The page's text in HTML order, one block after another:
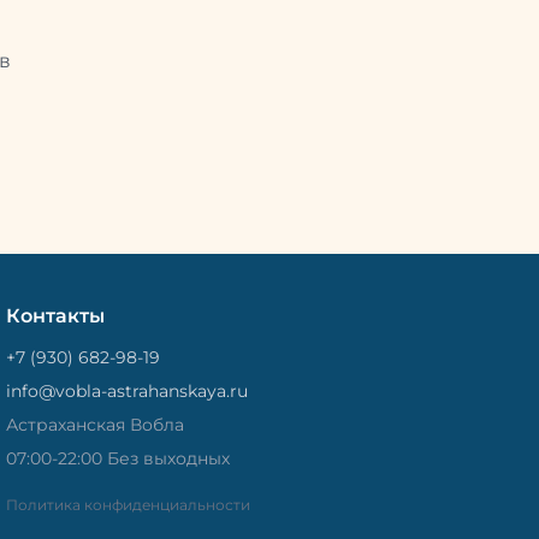
и не
Контакты
+7 (930) 682-98-19
info@vobla-astrahanskaya.ru
Астраханская Вобла
07:00-22:00 Без выходных
Политика конфиденциальности